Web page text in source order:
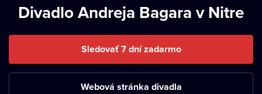
Divadlo Andreja Bagara v Nitre
Sledovať 7 dní zadarmo
Webová stránka divadla